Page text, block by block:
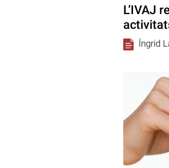
L’IVAJ
Íngrid